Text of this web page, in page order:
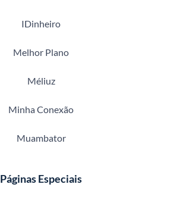
IDinheiro
Melhor Plano
Méliuz
Minha Conexão
Muambator
Páginas Especiais